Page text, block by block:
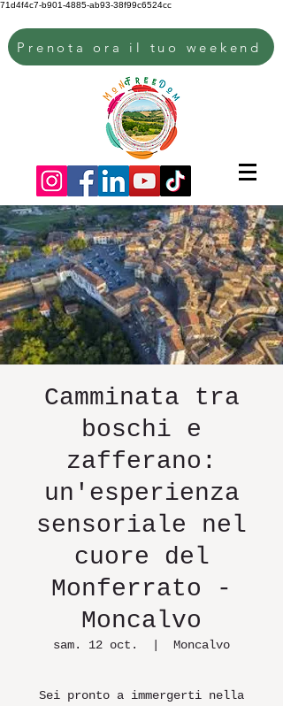
71d4f4c7-b901-4885-ab93-38f99c6524cc
Prenota ora il tuo weekend
Camminata tra
boschi e
zafferano:
un'esperienza
sensoriale nel
cuore del
Monferrato -
Moncalvo
sam. 12 oct. Moncalvo
Sei pronto a immergerti nella